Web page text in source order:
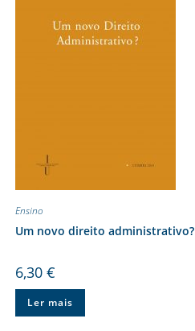
Ensino
Um novo direito administrativo?
6,30 €
Ler mais